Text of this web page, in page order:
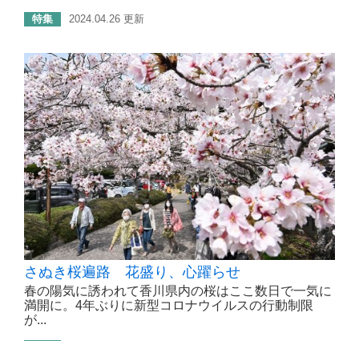
特集 2024.04.26 更新
さぬき桜遍路 花盛り、心躍らせ
春の陽気に誘われて香川県内の桜はここ数日で一気に
満開に。4年ぶりに新型コロナウイルスの行動制限
が...